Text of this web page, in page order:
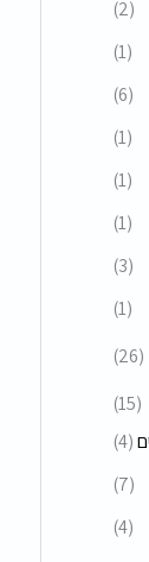
(2)
(1)
(6)
(1)
(1)
(1)
(3)
(1)
(26)
(15)
(4)
(7)
(4)